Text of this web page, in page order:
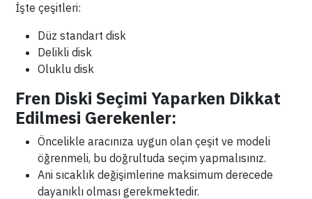
İşte çeşitleri:
Düz standart disk
Delikli disk
Oluklu disk
Fren Diski Seçimi Yaparken Dikkat
Edilmesi Gerekenler:
Öncelikle aracınıza uygun olan çeşit ve modeli
öğrenmeli, bu doğrultuda seçim yapmalısınız.
Ani sıcaklık değişimlerine maksimum derecede
dayanıklı olması gerekmektedir.